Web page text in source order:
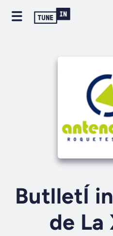
ButlletÍ
de La